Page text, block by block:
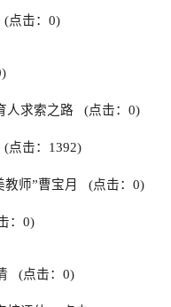
(点击： 0)
)
人求索之路 (点击： 0)
(点击： 1392)
师”曹宝月 (点击： 0)
： 0)
(点击： 0)